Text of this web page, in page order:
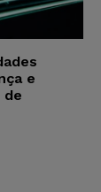
e
de